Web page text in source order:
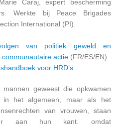
Caraj, expert bescherming
Werkte bij Peace Brigades
International (PI).
van politiek geweld en
actie(FR/ES/EN)
voor HRD’s
geweest die opkwamen
in het algemeen, maar als het
van vrouwen, staan
aan hun kant, omdat